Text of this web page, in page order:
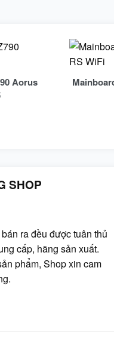
Aorus
SHOP
ra đều được tuân thủ
cấp, hãng sản xuất.
phẩm, Shop xin cam